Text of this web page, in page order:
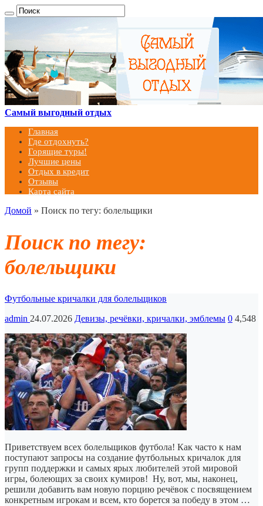
Самый выгодный отдых
Главная
Где отдохнуть?
Горящие туры!
Лучшие цены
Отдых в кредит
Отзывы
Карта сайта
Домой » Поиск по тегу: болельщики
Поиск по тегу:
болельщики
Футбольные кричалки для болельщиков
admin 24.07.2026 Девизы, речёвки, кричалки, эмблемы 0 4,548
Приветствуем всех болельщиков футбола! Как часто к нам
поступают запросы на создание футбольных кричалок для
групп поддержки и самых ярых любителей этой мировой
игры, болеющих за своих кумиров! Ну, вот, мы, наконец,
решили добавить вам новую порцию речёвок с посвящением
конкретным игрокам и всем, кто борется за победу в этом …